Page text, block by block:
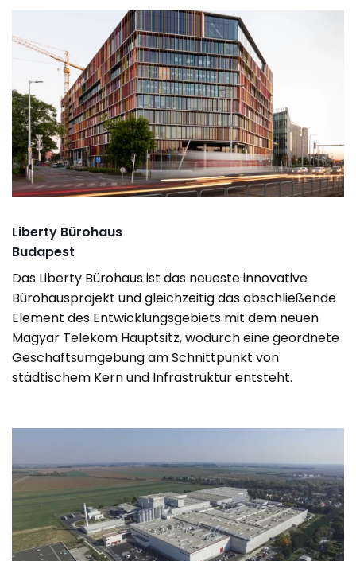
Liberty Bürohaus
Budapest
Das Liberty Bürohaus ist das neueste innovative
Bürohausprojekt und gleichzeitig das abschließende
Element des Entwicklungsgebiets mit dem neuen
Magyar Telekom Hauptsitz, wodurch eine geordnete
Geschäftsumgebung am Schnittpunkt von
städtischem Kern und Infrastruktur entsteht.